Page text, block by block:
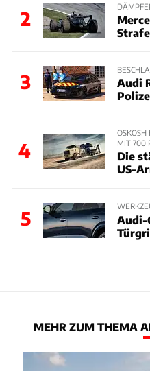
2
3
Audi
4
OSKOSH
MIT 700
Die
US-
5
Audi-
MEHR ZUM THEMA